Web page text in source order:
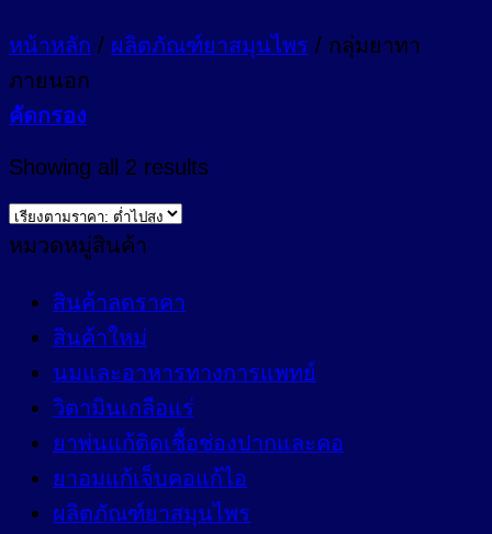
หน้าหลัก / ผลิตภัณฑ์ยาสมุนไพร / กลุ่มยาทา
ภายนอก
คัดกรอง
Showing all 2 results
หมวดหมู่สินค้า
สินค้าลดราคา
สินค้าใหม่
นมและอาหารทางการแพทย์
วิตามินเกลือแร่
ยาพ่นแก้ติดเชื้อช่องปากและคอ
ยาอมแก้เจ็บคอแก้ไอ
ผลิตภัณฑ์ยาสมุนไพร